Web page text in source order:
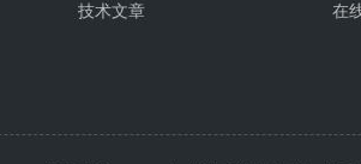
技术文章
在